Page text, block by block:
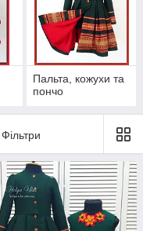
Пальта, кожухи та
пончо
Фільтри